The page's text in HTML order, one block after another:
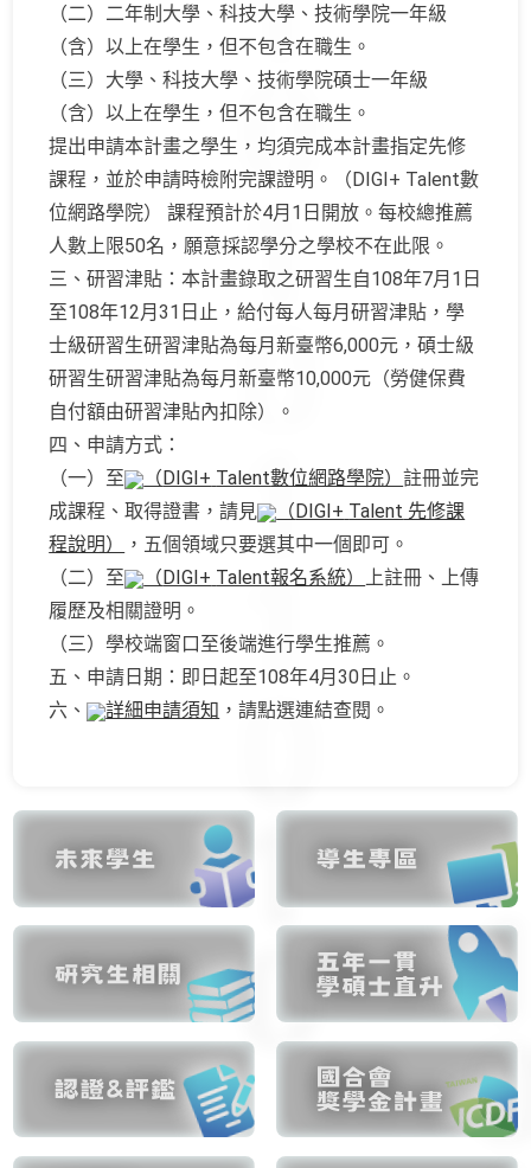
（二）二年制大學、科技大學、技術學院一年級
（含）以上在學生，但不包含在職生。
（三）大學、科技大學、技術學院碩士一年級
（含）以上在學生，但不包含在職生。
提出申請本計畫之學生，均須完成本計畫指定先修
課程， 並於申請時檢附完課證明。（DIGI+ Talent數
位網路學院） 課程預計於4月1日開放。每校總推薦
人數上限50名，願意採認學分之學校不在此限。
三、研習津貼：本計畫錄取之研習生自108年7月1日
至108年12月31日止 ，給付每人每月研習津貼，學
士級研習生研習津貼為每月新臺幣6,000元，碩士級
研習生研習津貼為每月新臺幣10,000元（勞健保費
自付額由研習津貼內扣除）。
四、申請方式：
（一）至
（DIGI+ Talent數位網路學院）註冊並完
成課程、取得證書，請見
（DIGI+ Talent 先修課
程說明）
，五個領域只要選其中一個即可。
（二）至
（DIGI+ Talent報名系統） 上註冊、上傳
履歷及相關證明。
（三）學校端窗口至後端進行學生推薦。
五、申請日期：即日起至108年4月30日止。
六、
詳細申請須知 ，請點選連結查閱。